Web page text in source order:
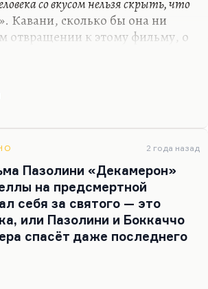
со вкусом нельзя скрыть, что
. Кавани, сколько бы она ни
отвращении к этому фильму, о
и так далее, вдумчиво и
зависимости палача и
скрыть того, что она всё-таки
провести грань. Я, например,
Пазолини. Не знаю, кто его
знаю, что он заигрался…
2 года назад
Пазолини «Декамерон»
на предсмертной
себя за святого — это
или Пазолини и Боккаччо
спасёт даже последнего